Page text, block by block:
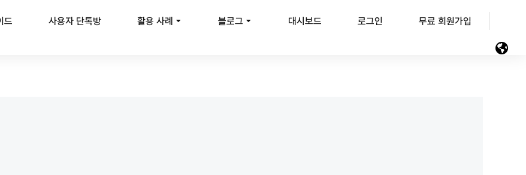
드 사용자 단톡방 활용 사례 블로그 대시보드 로그인 무료 회원가입